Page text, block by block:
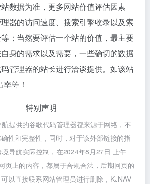
数据为准，更多网站价值评估因素
器的访问速度、搜索引擎收录以及索
；当然要评估一个站的价值，最主要
身的需求以及需要，一些确切的数据
管理器的站长进行洽谈提供。如该站
等！
特别声明
提供的谷歌代码管理器都来源于网络，不
性和完整性，同时，对于该外部链接的指
境导航实际控制，在2024年8月27日 上午
页上的内容，都属于合规合法，后期网页的
以直接联系网站管理员进行删除，KJNAV